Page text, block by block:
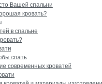
Вашей спальни
кровать?
в спальне
спать
современных кроватей